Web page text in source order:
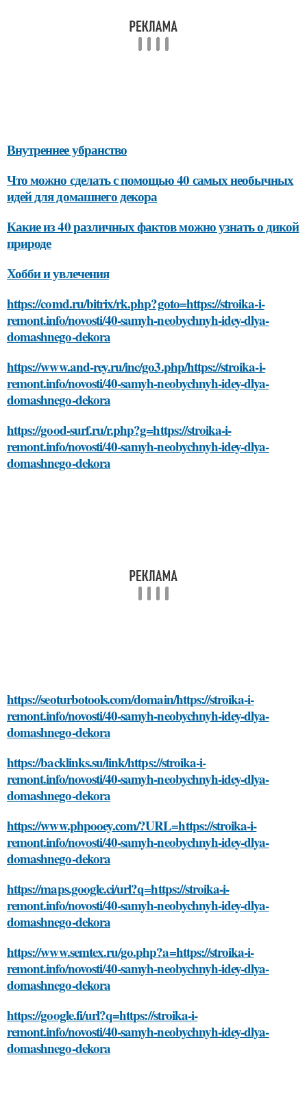
Внутреннее убранство
Что можно сделать с помощью 40 самых необычных
идей для домашнего декора
Какие из 40 различных фактов можно узнать о дикой
природе
Хобби и увлечения
https://comd.ru/bitrix/rk.php?goto=https://stroika-i-
remont.info/novosti/40-samyh-neobychnyh-idey-dlya-
domashnego-dekora
https://www.and-rey.ru/inc/go3.php/https://stroika-i-
remont.info/novosti/40-samyh-neobychnyh-idey-dlya-
domashnego-dekora
https://good-surf.ru/r.php?g=https://stroika-i-
remont.info/novosti/40-samyh-neobychnyh-idey-dlya-
domashnego-dekora
https://seoturbotools.com/domain/https://stroika-i-
remont.info/novosti/40-samyh-neobychnyh-idey-dlya-
domashnego-dekora
https://backlinks.su/link/https://stroika-i-
remont.info/novosti/40-samyh-neobychnyh-idey-dlya-
domashnego-dekora
https://www.phpooey.com/?URL=https://stroika-i-
remont.info/novosti/40-samyh-neobychnyh-idey-dlya-
domashnego-dekora
https://maps.google.ci/url?q=https://stroika-i-
remont.info/novosti/40-samyh-neobychnyh-idey-dlya-
domashnego-dekora
https://www.semtex.ru/go.php?a=https://stroika-i-
remont.info/novosti/40-samyh-neobychnyh-idey-dlya-
domashnego-dekora
https://google.fi/url?q=https://stroika-i-
remont.info/novosti/40-samyh-neobychnyh-idey-dlya-
domashnego-dekora